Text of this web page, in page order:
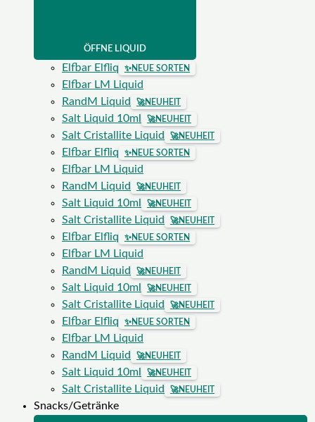
ÖFFNE LIQUID
Elfbar Elfliq ✨NEUE SORTEN
Elfbar LM Liquid
RandM Liquid
🚀NEUHEIT
Salt Liquid 10ml 🚀NEUHEIT
Salt Cristallite Liquid 🚀NEUHEIT
Elfbar Elfliq ✨NEUE SORTEN
Elfbar LM Liquid
RandM Liquid
🚀NEUHEIT
Salt Liquid 10ml 🚀NEUHEIT
Salt Cristallite Liquid 🚀NEUHEIT
Elfbar Elfliq ✨NEUE SORTEN
Elfbar LM Liquid
RandM Liquid
🚀NEUHEIT
Salt Liquid 10ml 🚀NEUHEIT
Salt Cristallite Liquid 🚀NEUHEIT
Elfbar Elfliq ✨NEUE SORTEN
Elfbar LM Liquid
RandM Liquid
🚀NEUHEIT
Salt Liquid 10ml 🚀NEUHEIT
Salt Cristallite Liquid 🚀NEUHEIT
Snacks/Getränke